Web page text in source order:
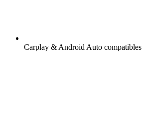
Carplay & Android Auto compatibles